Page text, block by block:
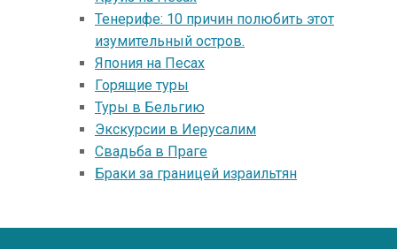
Тенерифе: 10 причин полюбить этот
изумительный остров.
Япония на Песах
Горящие туры
Туры в Бельгию
Экскурсии в Иерусалим
Свадьба в Праге
Браки за границей израильтян